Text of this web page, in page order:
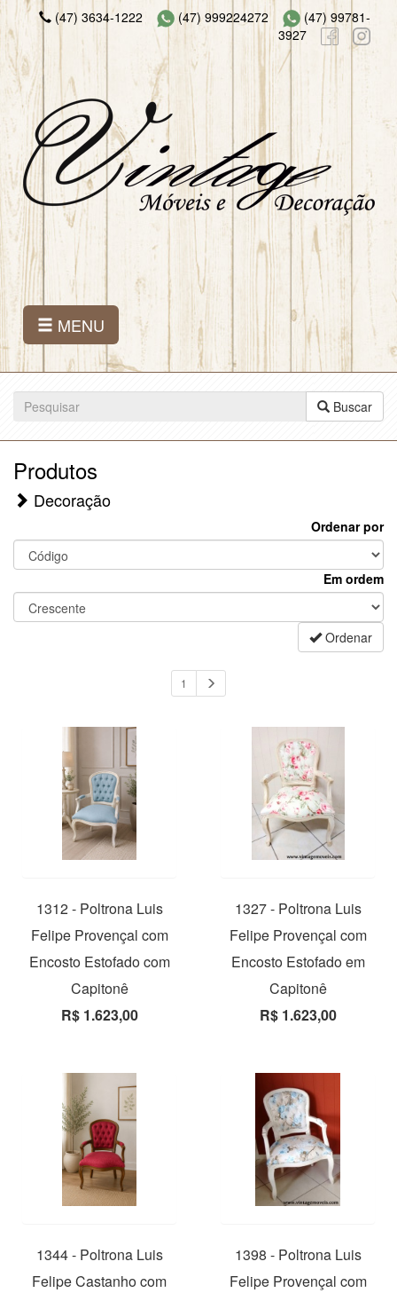
(47) 3634-1222 (47) 999224272
(47) 99781-
3927
MENU
Buscar
Produtos
Decoração
Ordenar por
Em ordem
Ordenar
1
1312 - Poltrona Luis
Felipe Provençal com
Encosto Estofado com
Capitonê
R$ 1.623,00
1327 - Poltrona Luis
Felipe Provençal com
Encosto Estofado em
Capitonê
R$ 1.623,00
1344 - Poltrona Luis
Felipe Castanho com
1398 - Poltrona Luis
Felipe Provençal com